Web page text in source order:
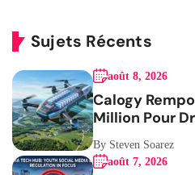
Sujets Récents
août 8, 2026
Calogy
Million Pour
By Steven Soarez
août 7, 2026